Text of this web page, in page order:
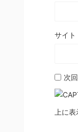
サイト
次
上に